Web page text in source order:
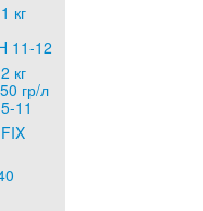
кг
11-12
кг
гр/л
11